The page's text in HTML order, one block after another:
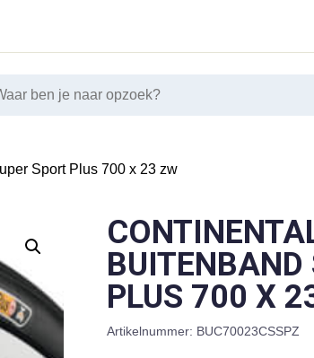
Sport Plus 700 x 23 zw
BUITENBAND
PLUS 700 X
Artikelnummer: BUC70023CSSPZ